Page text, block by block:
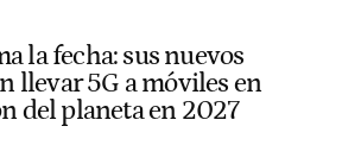
la fecha: sus nuevos
llevar 5G a móviles en
del planeta en 2027